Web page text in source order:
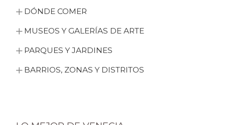
DÓNDE COMER
MUSEOS Y GALERÍAS DE ARTE
PARQUES Y JARDINES
BARRIOS, ZONAS Y DISTRITOS